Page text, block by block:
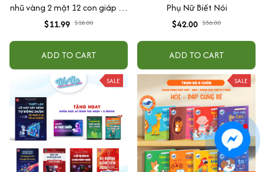
nhũ vàng 2 mặt 12 con giáp và
phật bản mệnh, để ốp lưng
quang
$11.99 $18.00
ADD TO CART
Phụ Nữ Biết Nói
$42.00 $56.00
ADD TO CART
SALE SALE